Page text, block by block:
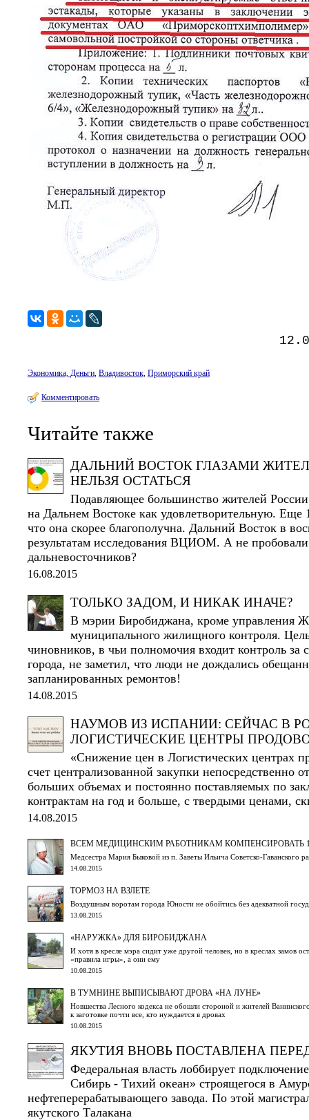
Экономика, Деньги, Владивосток, Приморский край
Комментировать
Читайте также
ДАЛЬНИЙ ВОСТОК ГЛАЗАМИ
НЕЛЬЗЯ ОСТАТЬСЯ
Подавляющее большинство жителей
на Дальнем Востоке как удовлетворительную. Еще
что она скорее благополучна. Дальний Восток в
результатам исследования ВЦИОМ. А не пробовали
дальневосточников?
16.08.2015
ТОЛЬКО ЗАДОМ, И НИКАК ИНАЧЕ?
В мэрии Биробиджана, кроме управления
муниципального жилищного контроля.
чиновников, в чьи полномочия входит контроль
города, не заметил, что люди не дождались
запланированных ремонтов!
14.08.2015
НАУМОВ ИЗ ИСПАНИИ: СЕЙЧАС В
ЛОГИСТИЧЕСКИЕ ЦЕНТРЫ
«Снижение цен в Логистических центрах
счет централизованной закупки непосредственно
больших объемах и постоянно поставляемых по
контрактам на год и больше, с твердыми ценами,
14.08.2015
ВСЕМ МЕДИЦИНСКИМ РАБОТНИКАМ КОМПЕНСИРОВАТЬ
Медсестра Мария Быковой из п. Заветы Ильича Советско-
14.08.2015
ТОРМОЗ НА ВЗЛЕТЕ
Воздушным воротам города Юности не обойтись без адекватной
13.08.2015
«НАРУЖКА» ДЛЯ БИРОБИДЖАНА
И хотя в кресле мэра сидит уже другой человек, но в креслах замов
«правила игры», а они ему
10.08.2015
В ТУМНИНЕ ВЫПИСЫВАЮТ ДРОВА «НА ЛУНЕ»
Новшества Лесного кодекса не обошли стороной и жителей
к заготовке почти все, кто нуждается в дровах
10.08.2015
ЯКУТИЯ ВНОВЬ ПОСТАВЛЕНА
Федеральная власть лоббирует
Сибирь - Тихий океан» строящегося в
нефтеперерабатывающего завода. По этой
якутского Талакана